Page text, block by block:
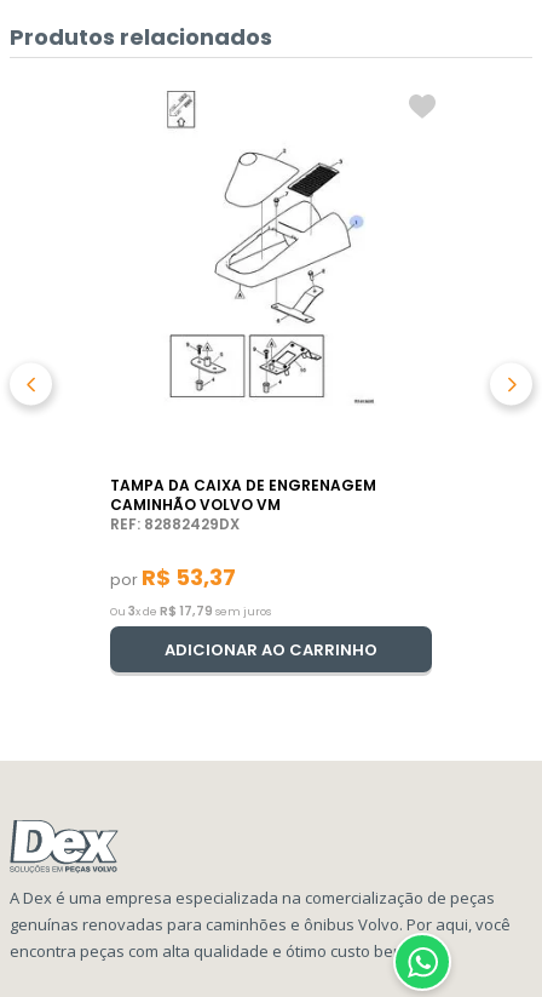
Produtos relacionados
TAMPA DA CAIXA DE ENGRENAGEM
CAMINHÃO VOLVO VM
REF: 82882429DX
por R$ 53,37
Ou 3x de R$ 17,79 sem juros
ADICIONAR AO CARRINHO
A Dex é uma empresa especializada na comercialização de peças
genuínas renovadas para caminhões e ônibus Volvo. Por aqui, você
encontra peças com alta qualidade e ótimo custo benefício!